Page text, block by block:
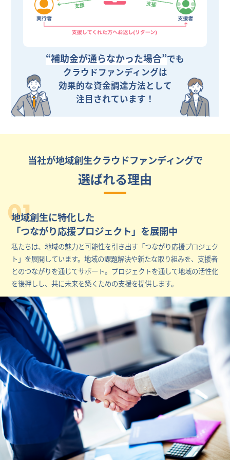
“補助金が通らなかった場合”でも
クラウドファンディングは
効果的な資金調達方法として
注目されています！
当社が地域創生クラウドファンディングで
選ばれる理由
01
地域創生に特化した
「つながり応援プロジェクト」を展開中
私たちは、地域の魅力と可能性を引き出す「つながり応援プロジェク
ト」を展開しています。地域の課題解決や新たな取り組みを、支援者
とのつながりを通じてサポート。プロジェクトを通して地域の活性化
を後押しし、共に未来を築くための支援を提供します。